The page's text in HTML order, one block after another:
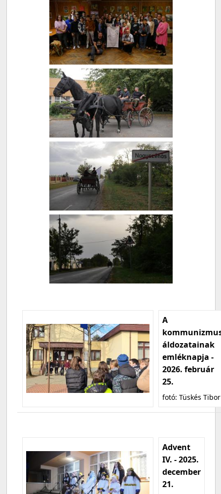
A
áldozatainak
emléknapja -
2026. február
25.
fotó: Tüskés Tibor
Advent
IV. - 2025.
december
21.